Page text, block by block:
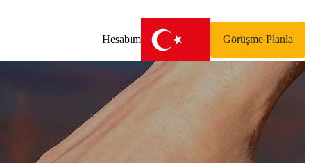
Hesabım Görüşme Planla